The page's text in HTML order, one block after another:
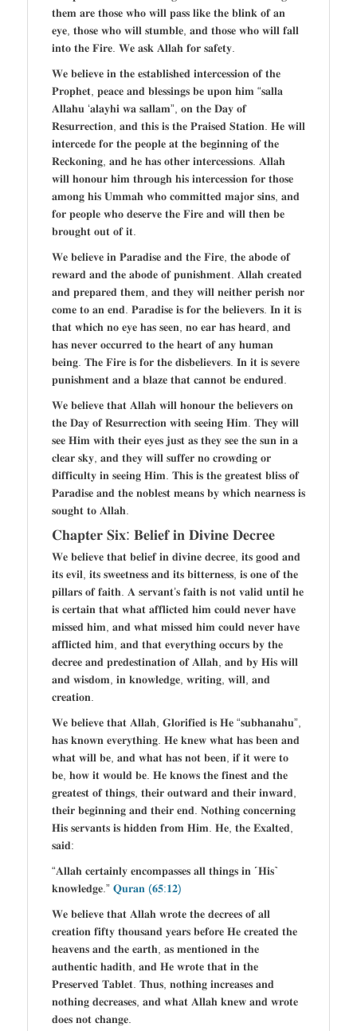
𝐭𝐡𝐞𝐦 𝐚𝐫𝐞 𝐭𝐡𝐨𝐬𝐞 𝐰𝐡𝐨 𝐰𝐢𝐥𝐥 𝐩𝐚𝐬𝐬 𝐥𝐢𝐤𝐞 𝐭𝐡𝐞 𝐛𝐥𝐢𝐧𝐤 𝐨𝐟 𝐚𝐧
𝐞𝐲𝐞, 𝐭𝐡𝐨𝐬𝐞 𝐰𝐡𝐨 𝐰𝐢𝐥𝐥 𝐬𝐭𝐮𝐦𝐛𝐥𝐞, 𝐚𝐧𝐝 𝐭𝐡𝐨𝐬𝐞 𝐰𝐡𝐨 𝐰𝐢𝐥𝐥 𝐟𝐚𝐥𝐥
𝐢𝐧𝐭𝐨 𝐭𝐡𝐞 𝐅𝐢𝐫𝐞. 𝐖𝐞 𝐚𝐬𝐤 𝐀𝐥𝐥𝐚𝐡 𝐟𝐨𝐫 𝐬𝐚𝐟𝐞𝐭𝐲.
𝐖𝐞 𝐛𝐞𝐥𝐢𝐞𝐯𝐞 𝐢𝐧 𝐭𝐡𝐞 𝐞𝐬𝐭𝐚𝐛𝐥𝐢𝐬𝐡𝐞𝐝 𝐢𝐧𝐭𝐞𝐫𝐜𝐞𝐬𝐬𝐢𝐨𝐧 𝐨𝐟 𝐭𝐡𝐞
𝐏𝐫𝐨𝐩𝐡𝐞𝐭, 𝐩𝐞𝐚𝐜𝐞 𝐚𝐧𝐝 𝐛𝐥𝐞𝐬𝐬𝐢𝐧𝐠𝐬 𝐛𝐞 𝐮𝐩𝐨𝐧 𝐡𝐢𝐦 “𝐬𝐚𝐥𝐥𝐚
𝐀𝐥𝐥𝐚𝐡𝐮 ‘𝐚𝐥𝐚𝐲𝐡𝐢 𝐰𝐚 𝐬𝐚𝐥𝐥𝐚𝐦”, 𝐨𝐧 𝐭𝐡𝐞 𝐃𝐚𝐲 𝐨𝐟
𝐑𝐞𝐬𝐮𝐫𝐫𝐞𝐜𝐭𝐢𝐨𝐧, 𝐚𝐧𝐝 𝐭𝐡𝐢𝐬 𝐢𝐬 𝐭𝐡𝐞 𝐏𝐫𝐚𝐢𝐬𝐞𝐝 𝐒𝐭𝐚𝐭𝐢𝐨𝐧. 𝐇𝐞 𝐰𝐢𝐥𝐥
𝐢𝐧𝐭𝐞𝐫𝐜𝐞𝐝𝐞 𝐟𝐨𝐫 𝐭𝐡𝐞 𝐩𝐞𝐨𝐩𝐥𝐞 𝐚𝐭 𝐭𝐡𝐞 𝐛𝐞𝐠𝐢𝐧𝐧𝐢𝐧𝐠 𝐨𝐟 𝐭𝐡𝐞
𝐑𝐞𝐜𝐤𝐨𝐧𝐢𝐧𝐠, 𝐚𝐧𝐝 𝐡𝐞 𝐡𝐚𝐬 𝐨𝐭𝐡𝐞𝐫 𝐢𝐧𝐭𝐞𝐫𝐜𝐞𝐬𝐬𝐢𝐨𝐧𝐬. 𝐀𝐥𝐥𝐚𝐡
𝐰𝐢𝐥𝐥 𝐡𝐨𝐧𝐨𝐮𝐫 𝐡𝐢𝐦 𝐭𝐡𝐫𝐨𝐮𝐠𝐡 𝐡𝐢𝐬 𝐢𝐧𝐭𝐞𝐫𝐜𝐞𝐬𝐬𝐢𝐨𝐧 𝐟𝐨𝐫 𝐭𝐡𝐨𝐬𝐞
𝐚𝐦𝐨𝐧𝐠 𝐡𝐢𝐬 𝐔𝐦𝐦𝐚𝐡 𝐰𝐡𝐨 𝐜𝐨𝐦𝐦𝐢𝐭𝐭𝐞𝐝 𝐦𝐚𝐣𝐨𝐫 𝐬𝐢𝐧𝐬, 𝐚𝐧𝐝
𝐟𝐨𝐫 𝐩𝐞𝐨𝐩𝐥𝐞 𝐰𝐡𝐨 𝐝𝐞𝐬𝐞𝐫𝐯𝐞 𝐭𝐡𝐞 𝐅𝐢𝐫𝐞 𝐚𝐧𝐝 𝐰𝐢𝐥𝐥 𝐭𝐡𝐞𝐧 𝐛𝐞
𝐛𝐫𝐨𝐮𝐠𝐡𝐭 𝐨𝐮𝐭 𝐨𝐟 𝐢𝐭.
𝐖𝐞 𝐛𝐞𝐥𝐢𝐞𝐯𝐞 𝐢𝐧 𝐏𝐚𝐫𝐚𝐝𝐢𝐬𝐞 𝐚𝐧𝐝 𝐭𝐡𝐞 𝐅𝐢𝐫𝐞, 𝐭𝐡𝐞 𝐚𝐛𝐨𝐝𝐞 𝐨𝐟
𝐫𝐞𝐰𝐚𝐫𝐝 𝐚𝐧𝐝 𝐭𝐡𝐞 𝐚𝐛𝐨𝐝𝐞 𝐨𝐟 𝐩𝐮𝐧𝐢𝐬𝐡𝐦𝐞𝐧𝐭. 𝐀𝐥𝐥𝐚𝐡 𝐜𝐫𝐞𝐚𝐭𝐞𝐝
𝐚𝐧𝐝 𝐩𝐫𝐞𝐩𝐚𝐫𝐞𝐝 𝐭𝐡𝐞𝐦, 𝐚𝐧𝐝 𝐭𝐡𝐞𝐲 𝐰𝐢𝐥𝐥 𝐧𝐞𝐢𝐭𝐡𝐞𝐫 𝐩𝐞𝐫𝐢𝐬𝐡 𝐧𝐨𝐫
𝐜𝐨𝐦𝐞 𝐭𝐨 𝐚𝐧 𝐞𝐧𝐝. 𝐏𝐚𝐫𝐚𝐝𝐢𝐬𝐞 𝐢𝐬 𝐟𝐨𝐫 𝐭𝐡𝐞 𝐛𝐞𝐥𝐢𝐞𝐯𝐞𝐫𝐬. 𝐈𝐧 𝐢𝐭 𝐢𝐬
𝐭𝐡𝐚𝐭 𝐰𝐡𝐢𝐜𝐡 𝐧𝐨 𝐞𝐲𝐞 𝐡𝐚𝐬 𝐬𝐞𝐞𝐧, 𝐧𝐨 𝐞𝐚𝐫 𝐡𝐚𝐬 𝐡𝐞𝐚𝐫𝐝, 𝐚𝐧𝐝
𝐡𝐚𝐬 𝐧𝐞𝐯𝐞𝐫 𝐨𝐜𝐜𝐮𝐫𝐫𝐞𝐝 𝐭𝐨 𝐭𝐡𝐞 𝐡𝐞𝐚𝐫𝐭 𝐨𝐟 𝐚𝐧𝐲 𝐡𝐮𝐦𝐚𝐧
𝐛𝐞𝐢𝐧𝐠. 𝐓𝐡𝐞 𝐅𝐢𝐫𝐞 𝐢𝐬 𝐟𝐨𝐫 𝐭𝐡𝐞 𝐝𝐢𝐬𝐛𝐞𝐥𝐢𝐞𝐯𝐞𝐫𝐬. 𝐈𝐧 𝐢𝐭 𝐢𝐬 𝐬𝐞𝐯𝐞𝐫𝐞
𝐩𝐮𝐧𝐢𝐬𝐡𝐦𝐞𝐧𝐭 𝐚𝐧𝐝 𝐚 𝐛𝐥𝐚𝐳𝐞 𝐭𝐡𝐚𝐭 𝐜𝐚𝐧𝐧𝐨𝐭 𝐛𝐞 𝐞𝐧𝐝𝐮𝐫𝐞𝐝.
𝐖𝐞 𝐛𝐞𝐥𝐢𝐞𝐯𝐞 𝐭𝐡𝐚𝐭 𝐀𝐥𝐥𝐚𝐡 𝐰𝐢𝐥𝐥 𝐡𝐨𝐧𝐨𝐮𝐫 𝐭𝐡𝐞 𝐛𝐞𝐥𝐢𝐞𝐯𝐞𝐫𝐬 𝐨𝐧
𝐭𝐡𝐞 𝐃𝐚𝐲 𝐨𝐟 𝐑𝐞𝐬𝐮𝐫𝐫𝐞𝐜𝐭𝐢𝐨𝐧 𝐰𝐢𝐭𝐡 𝐬𝐞𝐞𝐢𝐧𝐠 𝐇𝐢𝐦. 𝐓𝐡𝐞𝐲 𝐰𝐢𝐥𝐥
𝐬𝐞𝐞 𝐇𝐢𝐦 𝐰𝐢𝐭𝐡 𝐭𝐡𝐞𝐢𝐫 𝐞𝐲𝐞𝐬 𝐣𝐮𝐬𝐭 𝐚𝐬 𝐭𝐡𝐞𝐲 𝐬𝐞𝐞 𝐭𝐡𝐞 𝐬𝐮𝐧 𝐢𝐧 𝐚
𝐜𝐥𝐞𝐚𝐫 𝐬𝐤𝐲, 𝐚𝐧𝐝 𝐭𝐡𝐞𝐲 𝐰𝐢𝐥𝐥 𝐬𝐮𝐟𝐟𝐞𝐫 𝐧𝐨 𝐜𝐫𝐨𝐰𝐝𝐢𝐧𝐠 𝐨𝐫
𝐝𝐢𝐟𝐟𝐢𝐜𝐮𝐥𝐭𝐲 𝐢𝐧 𝐬𝐞𝐞𝐢𝐧𝐠 𝐇𝐢𝐦. 𝐓𝐡𝐢𝐬 𝐢𝐬 𝐭𝐡𝐞 𝐠𝐫𝐞𝐚𝐭𝐞𝐬𝐭 𝐛𝐥𝐢𝐬𝐬 𝐨𝐟
𝐏𝐚𝐫𝐚𝐝𝐢𝐬𝐞 𝐚𝐧𝐝 𝐭𝐡𝐞 𝐧𝐨𝐛𝐥𝐞𝐬𝐭 𝐦𝐞𝐚𝐧𝐬 𝐛𝐲 𝐰𝐡𝐢𝐜𝐡 𝐧𝐞𝐚𝐫𝐧𝐞𝐬𝐬 𝐢𝐬
𝐬𝐨𝐮𝐠𝐡𝐭 𝐭𝐨 𝐀𝐥𝐥𝐚𝐡.
𝐂𝐡𝐚𝐩𝐭𝐞𝐫 𝐒𝐢𝐱: 𝐁𝐞𝐥𝐢𝐞𝐟 𝐢𝐧 𝐃𝐢𝐯𝐢𝐧𝐞 𝐃𝐞𝐜𝐫𝐞𝐞
𝐖𝐞 𝐛𝐞𝐥𝐢𝐞𝐯𝐞 𝐭𝐡𝐚𝐭 𝐛𝐞𝐥𝐢𝐞𝐟 𝐢𝐧 𝐝𝐢𝐯𝐢𝐧𝐞 𝐝𝐞𝐜𝐫𝐞𝐞, 𝐢𝐭𝐬 𝐠𝐨𝐨𝐝 𝐚𝐧𝐝
𝐢𝐭𝐬 𝐞𝐯𝐢𝐥, 𝐢𝐭𝐬 𝐬𝐰𝐞𝐞𝐭𝐧𝐞𝐬𝐬 𝐚𝐧𝐝 𝐢𝐭𝐬 𝐛𝐢𝐭𝐭𝐞𝐫𝐧𝐞𝐬𝐬, 𝐢𝐬 𝐨𝐧𝐞 𝐨𝐟 𝐭𝐡𝐞
𝐩𝐢𝐥𝐥𝐚𝐫𝐬 𝐨𝐟 𝐟𝐚𝐢𝐭𝐡. 𝐀 𝐬𝐞𝐫𝐯𝐚𝐧𝐭’𝐬 𝐟𝐚𝐢𝐭𝐡 𝐢𝐬 𝐧𝐨𝐭 𝐯𝐚𝐥𝐢𝐝 𝐮𝐧𝐭𝐢𝐥 𝐡𝐞
𝐢𝐬 𝐜𝐞𝐫𝐭𝐚𝐢𝐧 𝐭𝐡𝐚𝐭 𝐰𝐡𝐚𝐭 𝐚𝐟𝐟𝐥𝐢𝐜𝐭𝐞𝐝 𝐡𝐢𝐦 𝐜𝐨𝐮𝐥𝐝 𝐧𝐞𝐯𝐞𝐫 𝐡𝐚𝐯𝐞
𝐦𝐢𝐬𝐬𝐞𝐝 𝐡𝐢𝐦, 𝐚𝐧𝐝 𝐰𝐡𝐚𝐭 𝐦𝐢𝐬𝐬𝐞𝐝 𝐡𝐢𝐦 𝐜𝐨𝐮𝐥𝐝 𝐧𝐞𝐯𝐞𝐫 𝐡𝐚𝐯𝐞
𝐚𝐟𝐟𝐥𝐢𝐜𝐭𝐞𝐝 𝐡𝐢𝐦, 𝐚𝐧𝐝 𝐭𝐡𝐚𝐭 𝐞𝐯𝐞𝐫𝐲𝐭𝐡𝐢𝐧𝐠 𝐨𝐜𝐜𝐮𝐫𝐬 𝐛𝐲 𝐭𝐡𝐞
𝐝𝐞𝐜𝐫𝐞𝐞 𝐚𝐧𝐝 𝐩𝐫𝐞𝐝𝐞𝐬𝐭𝐢𝐧𝐚𝐭𝐢𝐨𝐧 𝐨𝐟 𝐀𝐥𝐥𝐚𝐡, 𝐚𝐧𝐝 𝐛𝐲 𝐇𝐢𝐬 𝐰𝐢𝐥𝐥
𝐚𝐧𝐝 𝐰𝐢𝐬𝐝𝐨𝐦, 𝐢𝐧 𝐤𝐧𝐨𝐰𝐥𝐞𝐝𝐠𝐞, 𝐰𝐫𝐢𝐭𝐢𝐧𝐠, 𝐰𝐢𝐥𝐥, 𝐚𝐧𝐝
𝐜𝐫𝐞𝐚𝐭𝐢𝐨𝐧.
𝐖𝐞 𝐛𝐞𝐥𝐢𝐞𝐯𝐞 𝐭𝐡𝐚𝐭 𝐀𝐥𝐥𝐚𝐡, 𝐆𝐥𝐨𝐫𝐢𝐟𝐢𝐞𝐝 𝐢𝐬 𝐇𝐞 “𝐬𝐮𝐛𝐡𝐚𝐧𝐚𝐡𝐮”,
𝐡𝐚𝐬 𝐤𝐧𝐨𝐰𝐧 𝐞𝐯𝐞𝐫𝐲𝐭𝐡𝐢𝐧𝐠. 𝐇𝐞 𝐤𝐧𝐞𝐰 𝐰𝐡𝐚𝐭 𝐡𝐚𝐬 𝐛𝐞𝐞𝐧 𝐚𝐧𝐝
𝐰𝐡𝐚𝐭 𝐰𝐢𝐥𝐥 𝐛𝐞, 𝐚𝐧𝐝 𝐰𝐡𝐚𝐭 𝐡𝐚𝐬 𝐧𝐨𝐭 𝐛𝐞𝐞𝐧, 𝐢𝐟 𝐢𝐭 𝐰𝐞𝐫𝐞 𝐭𝐨
𝐛𝐞, 𝐡𝐨𝐰 𝐢𝐭 𝐰𝐨𝐮𝐥𝐝 𝐛𝐞. 𝐇𝐞 𝐤𝐧𝐨𝐰𝐬 𝐭𝐡𝐞 𝐟𝐢𝐧𝐞𝐬𝐭 𝐚𝐧𝐝 𝐭𝐡𝐞
𝐠𝐫𝐞𝐚𝐭𝐞𝐬𝐭 𝐨𝐟 𝐭𝐡𝐢𝐧𝐠𝐬, 𝐭𝐡𝐞𝐢𝐫 𝐨𝐮𝐭𝐰𝐚𝐫𝐝 𝐚𝐧𝐝 𝐭𝐡𝐞𝐢𝐫 𝐢𝐧𝐰𝐚𝐫𝐝,
𝐭𝐡𝐞𝐢𝐫 𝐛𝐞𝐠𝐢𝐧𝐧𝐢𝐧𝐠 𝐚𝐧𝐝 𝐭𝐡𝐞𝐢𝐫 𝐞𝐧𝐝. 𝐍𝐨𝐭𝐡𝐢𝐧𝐠 𝐜𝐨𝐧𝐜𝐞𝐫𝐧𝐢𝐧𝐠
𝐇𝐢𝐬 𝐬𝐞𝐫𝐯𝐚𝐧𝐭𝐬 𝐢𝐬 𝐡𝐢𝐝𝐝𝐞𝐧 𝐟𝐫𝐨𝐦 𝐇𝐢𝐦. 𝐇𝐞, 𝐭𝐡𝐞 𝐄𝐱𝐚𝐥𝐭𝐞𝐝,
𝐬𝐚𝐢𝐝:
“𝐀𝐥𝐥𝐚𝐡 𝐜𝐞𝐫𝐭𝐚𝐢𝐧𝐥𝐲 𝐞𝐧𝐜𝐨𝐦𝐩𝐚𝐬𝐬𝐞𝐬 𝐚𝐥𝐥 𝐭𝐡𝐢𝐧𝐠𝐬 𝐢𝐧 ˹𝐇𝐢𝐬˺
𝐤𝐧𝐨𝐰𝐥𝐞𝐝𝐠𝐞.” 𝐐𝐮𝐫𝐚𝐧 (𝟔𝟓:𝟏𝟐)
𝐖𝐞 𝐛𝐞𝐥𝐢𝐞𝐯𝐞 𝐭𝐡𝐚𝐭 𝐀𝐥𝐥𝐚𝐡 𝐰𝐫𝐨𝐭𝐞 𝐭𝐡𝐞 𝐝𝐞𝐜𝐫𝐞𝐞𝐬 𝐨𝐟 𝐚𝐥𝐥
𝐜𝐫𝐞𝐚𝐭𝐢𝐨𝐧 𝐟𝐢𝐟𝐭𝐲 𝐭𝐡𝐨𝐮𝐬𝐚𝐧𝐝 𝐲𝐞𝐚𝐫𝐬 𝐛𝐞𝐟𝐨𝐫𝐞 𝐇𝐞 𝐜𝐫𝐞𝐚𝐭𝐞𝐝 𝐭𝐡𝐞
𝐡𝐞𝐚𝐯𝐞𝐧𝐬 𝐚𝐧𝐝 𝐭𝐡𝐞 𝐞𝐚𝐫𝐭𝐡, 𝐚𝐬 𝐦𝐞𝐧𝐭𝐢𝐨𝐧𝐞𝐝 𝐢𝐧 𝐭𝐡𝐞
𝐚𝐮𝐭𝐡𝐞𝐧𝐭𝐢𝐜 𝐡𝐚𝐝𝐢𝐭𝐡, 𝐚𝐧𝐝 𝐇𝐞 𝐰𝐫𝐨𝐭𝐞 𝐭𝐡𝐚𝐭 𝐢𝐧 𝐭𝐡𝐞
𝐏𝐫𝐞𝐬𝐞𝐫𝐯𝐞𝐝 𝐓𝐚𝐛𝐥𝐞𝐭. 𝐓𝐡𝐮𝐬, 𝐧𝐨𝐭𝐡𝐢𝐧𝐠 𝐢𝐧𝐜𝐫𝐞𝐚𝐬𝐞𝐬 𝐚𝐧𝐝
𝐧𝐨𝐭𝐡𝐢𝐧𝐠 𝐝𝐞𝐜𝐫𝐞𝐚𝐬𝐞𝐬, 𝐚𝐧𝐝 𝐰𝐡𝐚𝐭 𝐀𝐥𝐥𝐚𝐡 𝐤𝐧𝐞𝐰 𝐚𝐧𝐝 𝐰𝐫𝐨𝐭𝐞
𝐝𝐨𝐞𝐬 𝐧𝐨𝐭 𝐜𝐡𝐚𝐧𝐠𝐞.